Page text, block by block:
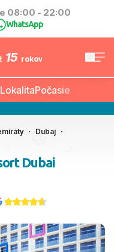
08:00 - 22:00
WhatsApp
15 rokov
LokalitaPočasie
Dubaj
Dubai